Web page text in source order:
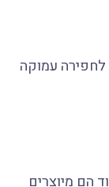
עמוקה
הם מיוצרים